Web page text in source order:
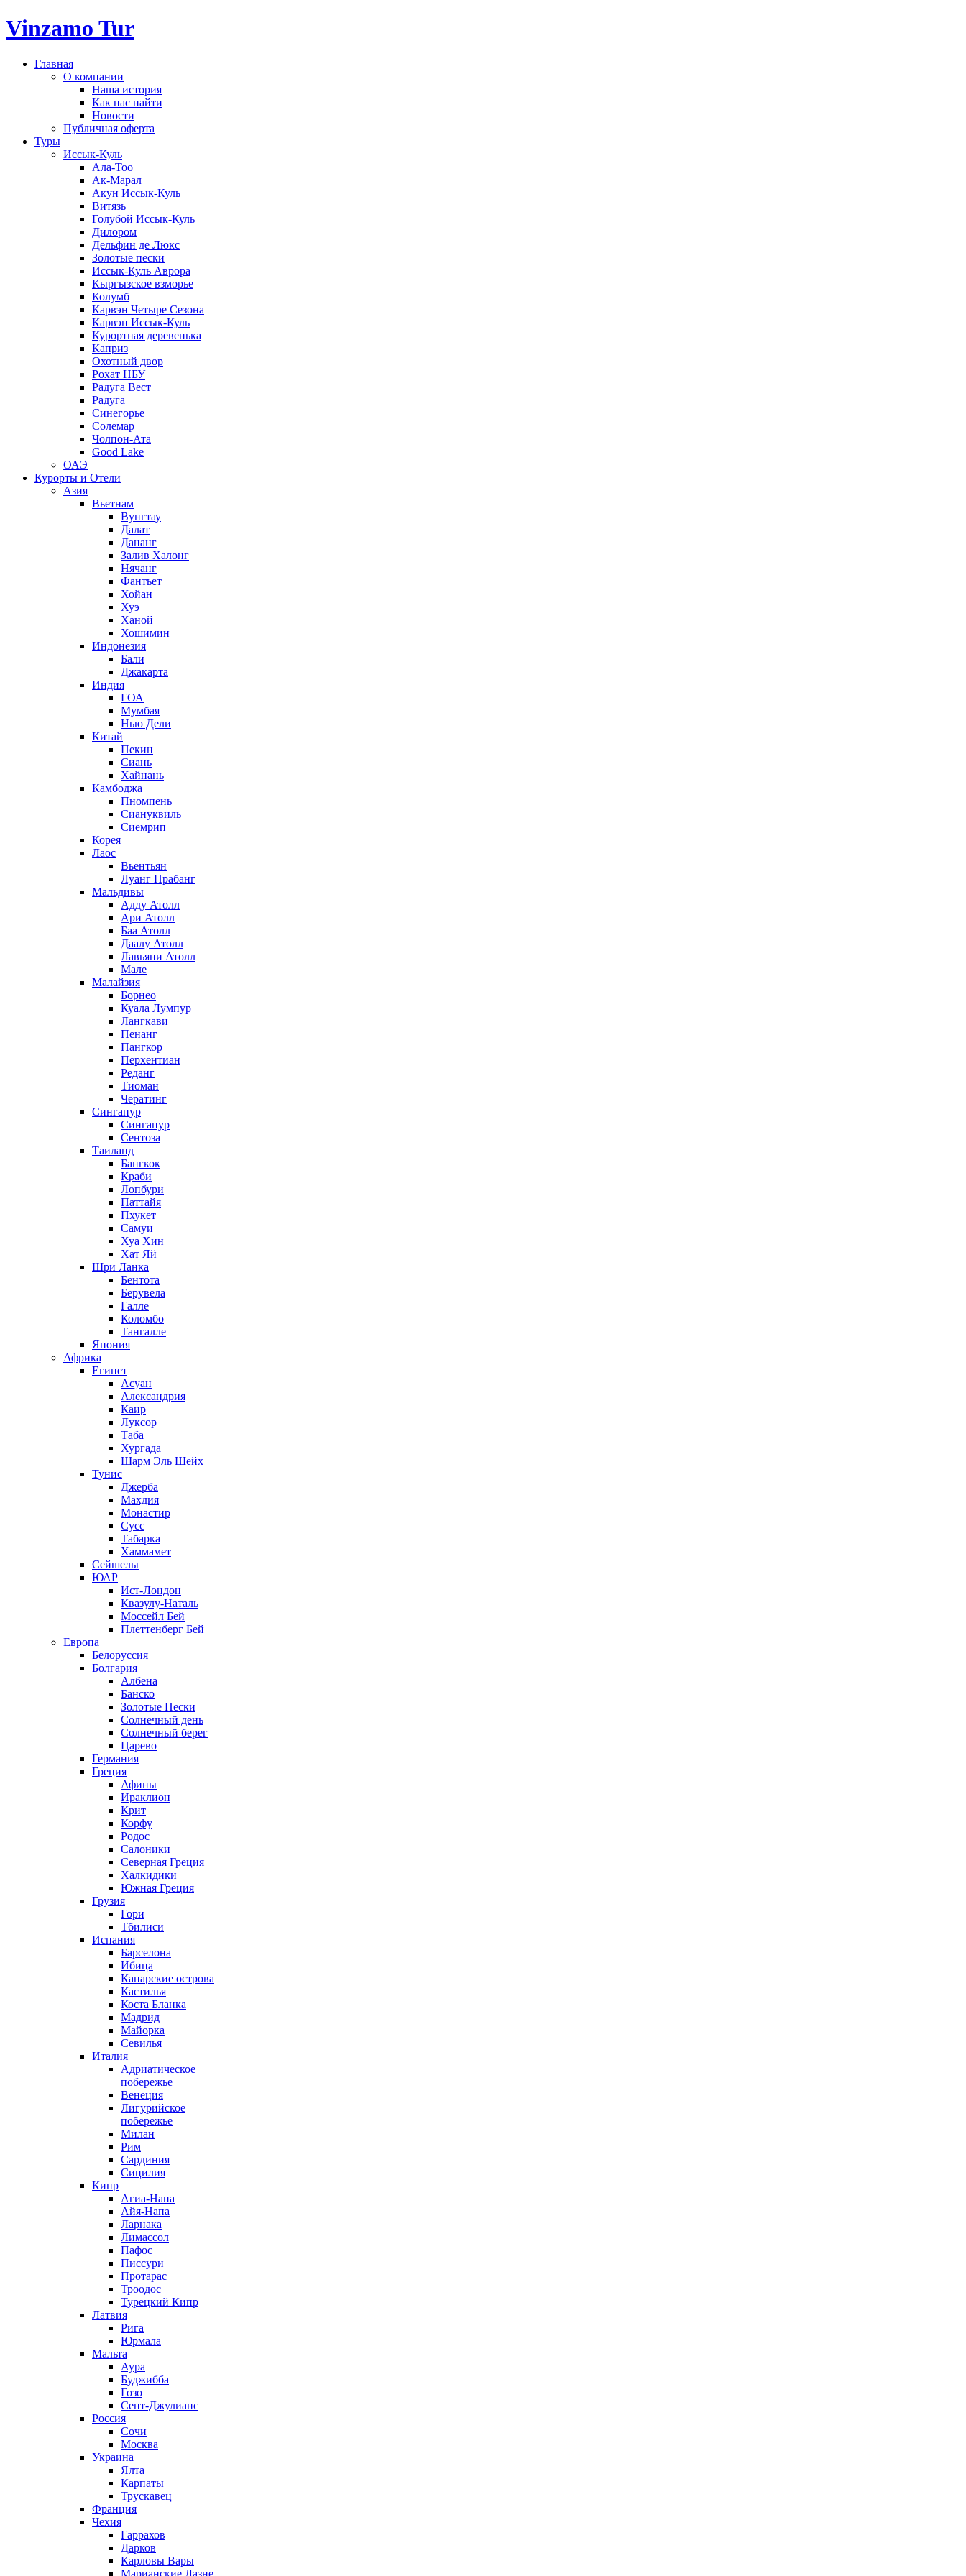
Vinzamo Tur
Главная
О компании
Наша история
Как нас найти
Новости
Публичная оферта
Туры
Иссык-Куль
Ала-Тоо
Ак-Марал
Акун Иссык-Куль
Витязь
Голубой Иссык-Куль
Дилором
Дельфин де Люкс
Золотые пески
Иссык-Куль Аврора
Кыргызское взморье
Колумб
Карвэн Четыре Сезона
Карвэн Иссык-Куль
Курортная деревенька
Каприз
Охотный двор
Рохат НБУ
Радуга Вест
Радуга
Синегорье
Солемар
Чолпон-Ата
Good Lake
ОАЭ
Курорты и Отели
Азия
Вьетнам
Вунгтау
Далат
Дананг
Залив Халонг
Нячанг
Фантьет
Хойан
Хуэ
Ханой
Хошимин
Индонезия
Бали
Джакарта
Индия
ГОА
Мумбая
Нью Дели
Китай
Пекин
Сиань
Хайнань
Камбоджа
Пномпень
Сиануквиль
Сиемрип
Корея
Лаос
Вьентьян
Луанг Прабанг
Мальдивы
Адду Атолл
Ари Атолл
Баа Атолл
Даалу Атолл
Лавьяни Атолл
Мале
Малайзия
Борнео
Куала Лумпур
Лангкави
Пенанг
Пангкор
Перхентиан
Реданг
Тиоман
Чератинг
Сингапур
Сингапур
Сентоза
Таиланд
Бангкок
Краби
Лопбури
Паттайя
Пхукет
Самуи
Хуа Хин
Хат Яй
Шри Ланка
Бентота
Берувела
Галле
Коломбо
Тангалле
Япония
Африка
Египет
Асуан
Александрия
Каир
Луксор
Таба
Хургада
Шарм Эль Шейх
Тунис
Джерба
Махдия
Монастир
Сусс
Табарка
Хаммамет
Сейшелы
ЮАР
Ист-Лондон
Квазулу-Наталь
Моссейл Бей
Плеттенберг Бей
Европа
Белоруссия
Болгария
Албена
Банско
Золотые Пески
Солнечный день
Солнечный берег
Царево
Германия
Греция
Афины
Ираклион
Крит
Корфу
Родос
Салоники
Северная Греция
Халкидики
Южная Греция
Грузия
Гори
Тбилиси
Испания
Барселона
Ибица
Канарские острова
Кастилья
Коста Бланка
Мадрид
Майорка
Севилья
Италия
Адриатическое
побережье
Венеция
Лигурийское
побережье
Милан
Рим
Сардиния
Сицилия
Кипр
Агиа-Напа
Айя-Напа
Ларнака
Лимассол
Пафос
Писсури
Протарас
Троодос
Турецкий Кипр
Латвия
Рига
Юрмала
Мальта
Аура
Буджибба
Гозо
Сент-Джулианс
Россия
Сочи
Москва
Украина
Ялта
Карпаты
Трускавец
Франция
Чехия
Гаррахов
Дарков
Карловы Вары
Марианские Лазне